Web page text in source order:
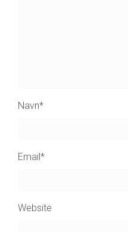
Navn*
Email*
Website